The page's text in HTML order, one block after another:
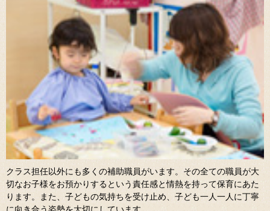
クラス担任以外にも多くの補助職員がいます。その全ての職員が大
切なお子様をお預かりするという責任感と情熱を持って保育にあた
ります。また、子どもの気持ちを受け止め、子ども一人一人に丁寧